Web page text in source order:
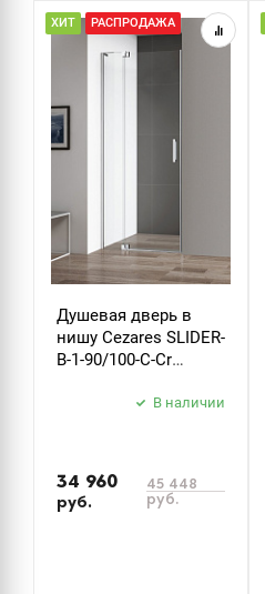
ХИТ РАСПРОДАЖА
Душевая дверь в
нишу Cezares SLIDER-
B-1-90/100-C-Cr
В наличии
34 960
руб.
45 448
руб.